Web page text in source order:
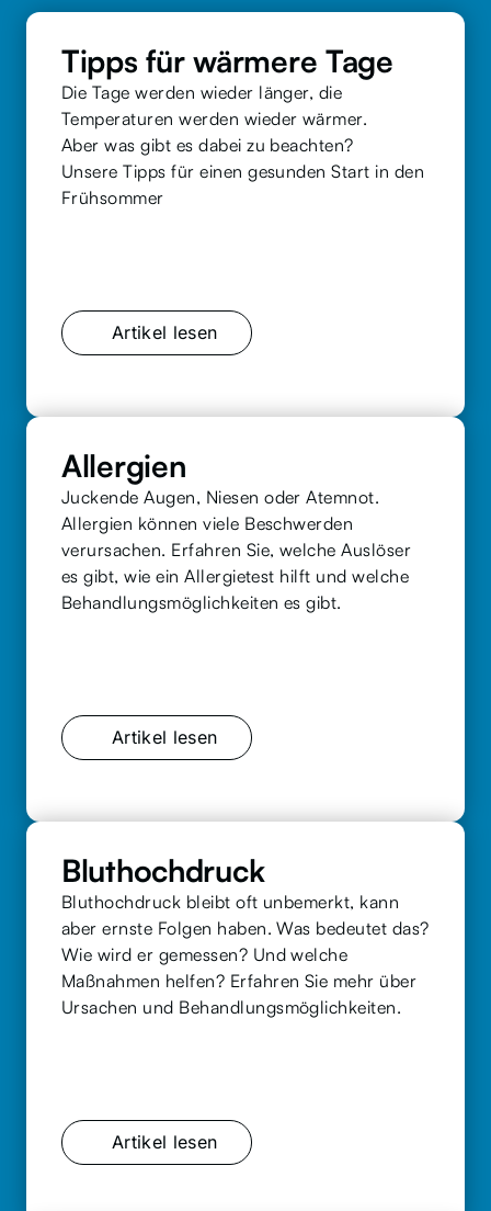
Tipps für wärmere Tage
Die Tage werden wieder länger, die
Temperaturen werden wieder wärmer.
Aber was gibt es dabei zu beachten?
Unsere Tipps für einen gesunden Start in den
Artikel lesen
Allergien
Juckende Augen, Niesen oder Atemnot.
Allergien können viele Beschwerden
verursachen. Erfahren Sie, welche Auslöser
es gibt, wie ein Allergietest hilft und welche
Behandlungsmöglichkeiten es gibt.
Artikel lesen
Bluthochdruck
Bluthochdruck bleibt oft unbemerkt, kann
aber ernste Folgen haben. Was bedeutet das?
Wie wird er gemessen? Und welche
Maßnahmen helfen? Erfahren Sie mehr über
Ursachen und Behandlungsmöglichkeiten.
Artikel lesen